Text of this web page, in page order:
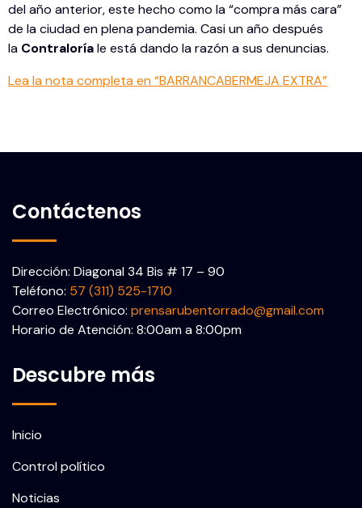
del año anterior, este hecho como la “compra más cara”
de la ciudad en plena pandemia. Casi un año después
la Contraloríale está dando la razón a sus denuncias.
Lea la nota completa en “BARRANCABERMEJA EXTRA”
Contáctenos
Dirección: Diagonal 34 Bis # 17 – 90
Teléfono: 57 (311) 525-1710
Correo Electrónico: prensarubentorrado@gmail.com
Horario de Atención: 8:00am a 8:00pm
Descubre más
Inicio
Control político
Noticias